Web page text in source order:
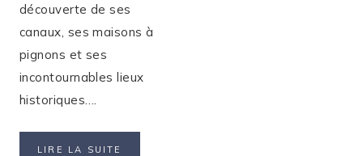
découverte de ses
canaux, ses maisons à
pignons et ses
incontournables lieux
historiques….
LIRE LA SUITE